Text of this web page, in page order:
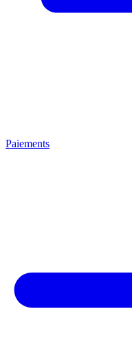
Paiements